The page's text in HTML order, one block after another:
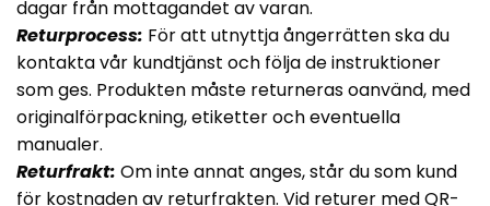
dagar från mottagandet av varan.
Returprocess: För att utnyttja ångerrätten ska du
kontakta vår kundtjänst och följa de instruktioner
som ges. Produkten måste returneras oanvänd, med
originalförpackning, etiketter och eventuella
manualer.
Returfrakt: Om inte annat anges, står du som kund
för kostnaden av returfrakten. Vid returer med QR-